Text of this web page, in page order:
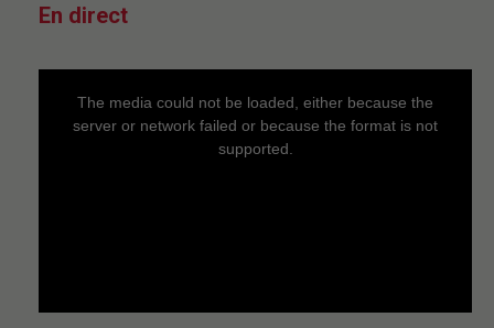
En direct
The media could not be loaded, either because the
server or network failed or because the format is not
supported.